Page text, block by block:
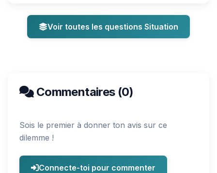
Voir toutes les questions Situation
Commentaires (0)
Sois le premier à donner ton avis sur ce
dilemme !
Connecte-toi pour commenter